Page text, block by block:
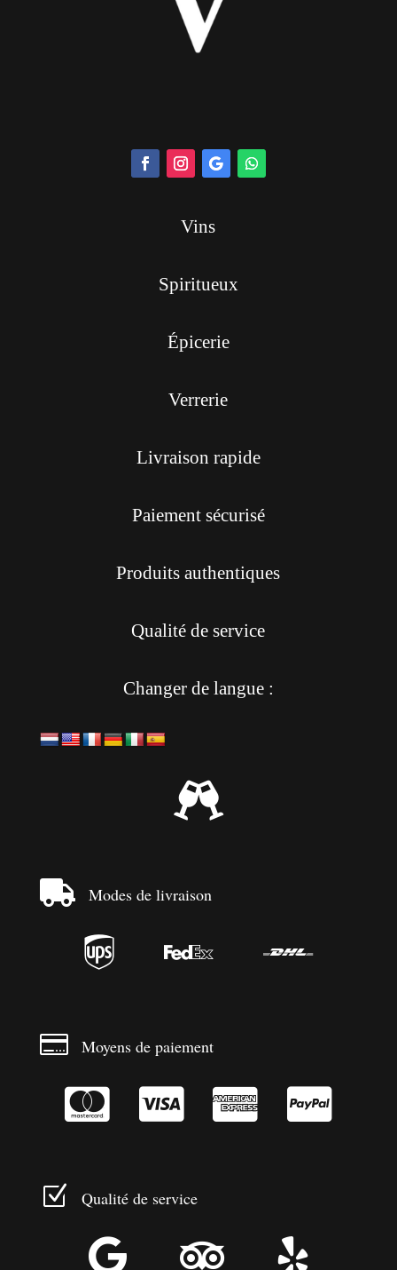
Vins
Spiritueux
Épicerie
Verrerie
Livraison rapide
Paiement sécurisé
Produits authentiques
Qualité de service
Changer de langue :

 Modes de livraison
  
 Moyens de paiement
   
Z Qualité de service
  